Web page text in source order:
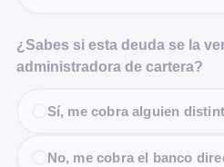
¿Sabes si esta deuda se la
administradora de cartera?
Sí, me cobra alguien
No, me cobra el banco